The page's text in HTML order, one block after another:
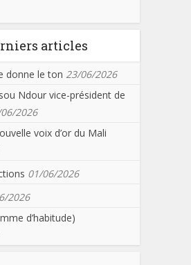
articles
donne le ton 23/06/2026
Ndour vice-président de
2026
voix d’or du Mali
01/06/2026
2026
d’habitude)